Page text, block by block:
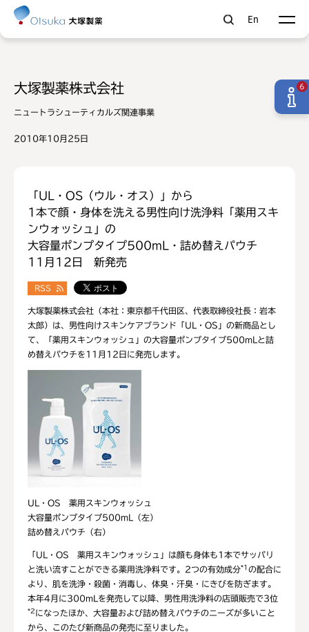
En
大塚製薬株式会社
ニュートラシューティカルズ関連事業
2010年10月25日
「UL・OS（ウル・オス）」から
1本で顔・身体を洗える男性向け洗浄料「薬用スキ
ンウォッシュ」の
大容量ポンプタイプ500mL・詰め替えパウチ
11月12日 新発売
RSS
大塚製薬株式会社（本社：東京都千代田区、代表取締役社長：岩本
太郎）は、男性向けスキンケアブランド「UL・OS」の新商品とし
て、「薬用スキンウォッシュ」の大容量ポンプタイプ500mLと詰
め替えパウチを11月12日に発売します。
UL・OS 薬用スキンウォッシュ
大容量ポンプタイプ500mL（左）
詰め替えパウチ（右）
「UL・OS 薬用スキンウォッシュ」は顔も身体も1本でサッパリ
と洗い流すことができる薬用洗浄料です。2つの有効成分*1 の配合に
より、肌を洗浄・殺菌・消毒し、体臭・汗臭・にきびを防ぎます。
本年4月に300mLを発売して以降、男性用洗浄料の店頭販売で3位
*2 になったほか、大容量および詰め替えパウチのニーズが多いこと
から、このたび新商品の発売に至りました。
6